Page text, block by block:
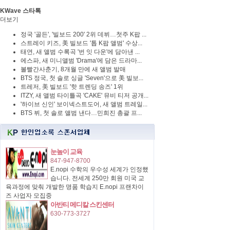
KWave 스타톡
더보기
정국 '골든', '빌보드 200' 2위 데뷔…첫주 K팝 ...
스트레이 키즈, 美 빌보드 '톱 K팝 앨범' 수상...
태연, 새 앨범 수록곡 '번 잇 다운'에 담아낸 ...
에스파, 새 미니앨범 'Drama'에 담은 드라마...
볼빨간사춘기, 8개월 만에 새 앨범 발매
BTS 정국, 첫 솔로 싱글 'Seven'으로 美 빌보...
트레저, 美 빌보드 '핫 트렌딩 송즈' 1위
ITZY, 새 앨범 타이틀곡 'CAKE' 뮤비 티저 공개...
'하이브 신인' 보이넥스트도어, 새 앨범 트레일...
BTS 뷔, 첫 솔로 앨범 낸다…민희진 총괄 프...
눈높이 교육
847-947-8700
E.nopi 수학의 우수성 세계가 인정했
습니다. 전세계 250만 회원 미국 교
육과정에 맞춰 개발한 명품 학습지 E.nopi 프랜차이
즈 사업자 모집중
아반티 메디칼 스킨센터
630-773-3727